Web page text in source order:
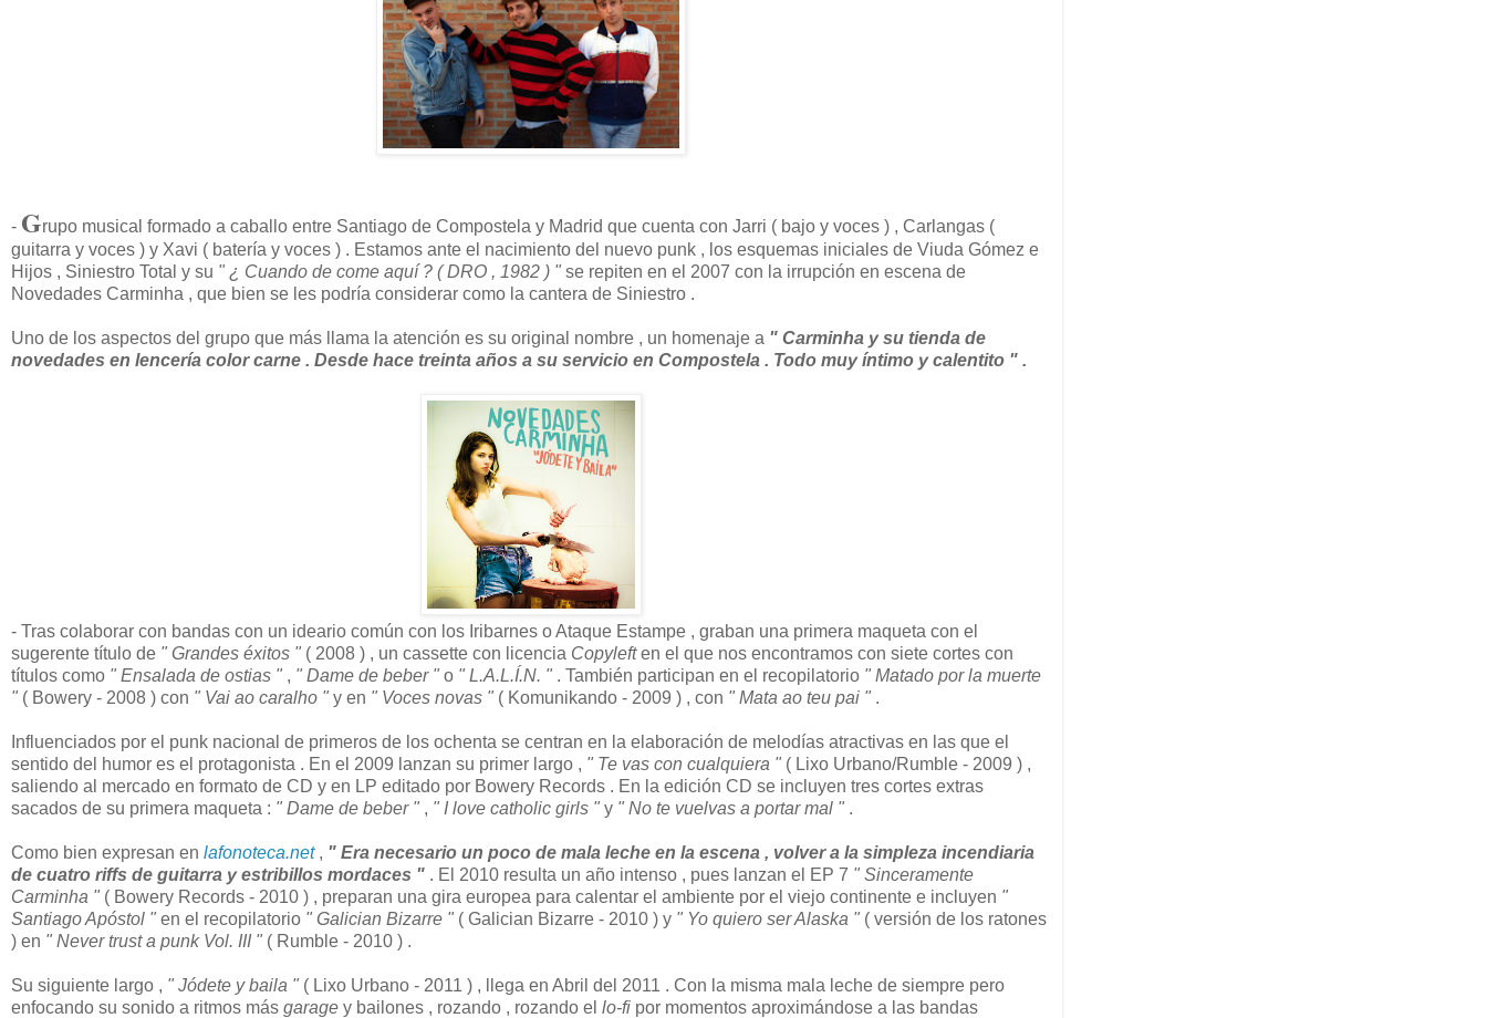
- Grupo musical formado a caballo entre Santiago de Compostela y Madrid que cuenta con Jarri ( bajo y voces ) , Carlangas (
guitarra y voces ) y Xavi ( batería y voces ) . Estamos ante el nacimiento del nuevo punk , los esquemas iniciales de Viuda Gómez e
Hijos , Siniestro Total y su " ¿ Cuando de come aquí ? ( DRO , 1982 ) " se repiten en el 2007 con la irrupción en escena de
Novedades Carminha , que bien se les podría considerar como la cantera de Siniestro .
Uno de los aspectos del grupo que más llama la atención es su original nombre , un homenaje a " Carminha y su tienda de
novedades en lencería color carne . Desde hace treinta años a su servicio en Compostela . Todo muy íntimo y calentito " .
- Tras colaborar con bandas con un ideario común con los Iribarnes o Ataque Estampe , graban una primera maqueta con el
sugerente título de " Grandes éxitos " ( 2008 ) , un cassette con licencia Copyleften el que nos encontramos con siete cortes con
títulos como " Ensalada de ostias " , " Dame de beber " o " L.A.L.Í.N. " . También participan en el recopilatorio " Matado por la muerte
" ( Bowery - 2008 ) con " Vai ao caralho " y en " Voces novas " ( Komunikando - 2009 ) , con " Mata ao teu pai " .
Influenciados por el punk nacional de primeros de los ochenta se centran en la elaboración de melodías atractivas en las que el
sentido del humor es el protagonista . En el 2009 lanzan su primer largo , " Te vas con cualquiera " ( Lixo Urbano/Rumble - 2009 ) ,
saliendo al mercado en formato de CD y en LP editado por Bowery Records . En la edición CD se incluyen tres cortes extras
sacados de su primera maqueta : " Dame de beber " , " I love catholic girls " y " No te vuelvas a portar mal " .
Como bien expresan en lafonoteca.net, " Era necesario un poco de mala leche en la escena , volver a la simpleza incendiaria
de cuatro riffs de guitarra y estribillos mordaces " . El 2010 resulta un año intenso , pues lanzan el EP 7 " Sinceramente
Carminha " ( Bowery Records - 2010 ) , preparan una gira europea para calentar el ambiente por el viejo continente e incluyen "
Santiago Apóstol " en el recopilatorio " Galician Bizarre " ( Galician Bizarre - 2010 ) y " Yo quiero ser Alaska " ( versión de los ratones
) en " Never trust a punk Vol. III " ( Rumble - 2010 ) .
Su siguiente largo , " Jódete y baila " ( Lixo Urbano - 2011 ) , llega en Abril del 2011 . Con la misma mala leche de siempre pero
enfocando su sonido a ritmos más garage y bailones , rozando , rozando el lo-fi por momentos aproximándose a las bandas